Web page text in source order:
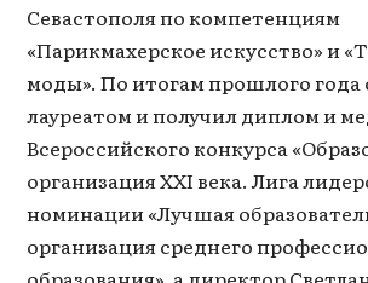
Севастополя по компетенциям
«Парикмахерское искусство» и
моды». По итогам прошлого года
лауреатом и получил диплом и
Всероссийского конкурса
организация XXI века. Лига
номинации «Лучшая
организация среднего